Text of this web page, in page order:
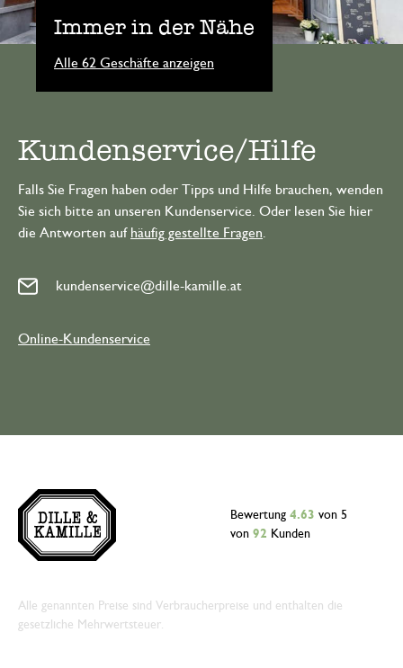
Immer in der Nähe
Alle 62 Geschäfte anzeigen
Kundenservice/Hilfe
Falls Sie Fragen haben oder Tipps und Hilfe brauchen, wenden
Sie sich bitte an unseren Kundenservice. Oder lesen Sie hier
die Antworten auf häufig gestellte Fragen
kundenservice@dille-kamille.at
Online-Kundenservice
Bewertung 4.63 von 5
von 92 Kunden
Alle genannten Preise sind Verbraucherpreise und enthalten die
gesetzliche Mehrwertsteuer.